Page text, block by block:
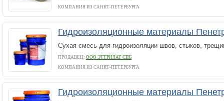
КОМПАНИЯ ИЗ САНКТ-ПЕТЕРБУРГА
Гидроизоляционные материалы
Сухая смесь для гидроизоляции швов, стыков,
ПРОДАВЕЦ: ООО ЭТТРИЛАТ СПБ
КОМПАНИЯ ИЗ САНКТ-ПЕТЕРБУРГА
Гидроизоляционные материалы